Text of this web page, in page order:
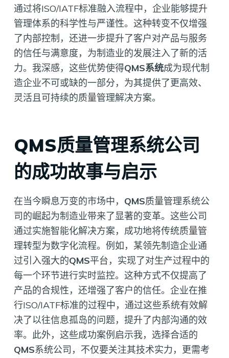
通过将ISO/IATF标准融入流程中，企业能够提升
管理体系的科学性与严谨性。这种转变不仅增强
了内部控制，还进一步提升了客户对产品与服务
的信任与满意度，为制造业的发展注入了新的活
力。我深感，这些优势使得QMS系统成为现代制
造企业不可或缺的一部分，为其提供了更高效、
灵活且可持续的质量管理解决方案。
QMS质量管理系统公司
的成功故事与启示
在当今瞬息万变的市场中， QMS质量管理系统公
司的崛起为制造业带来了显著的变革。这些公司
通过实施智能化解决方案，成功地将传统质量管
理转型为数字化流程。例如，某领先制造企业通
过引入强大的QMS平台，实现了对生产过程中的
每一个环节进行实时监控。这种方式不仅提高了
产品的合规性，还增强了客户的信任。企业在推
行ISO/IATF标准的过程中，通过这些系统有效解
决了以往信息孤岛的问题，提升了内部沟通的效
率。此外，这些成功案例启示我，选择合适的
QMS系统公司，不仅要关注其技术实力，更需考